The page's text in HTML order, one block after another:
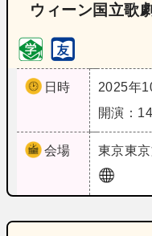
ウィーン国立歌
日時
2025年
開演：
会場 東京東